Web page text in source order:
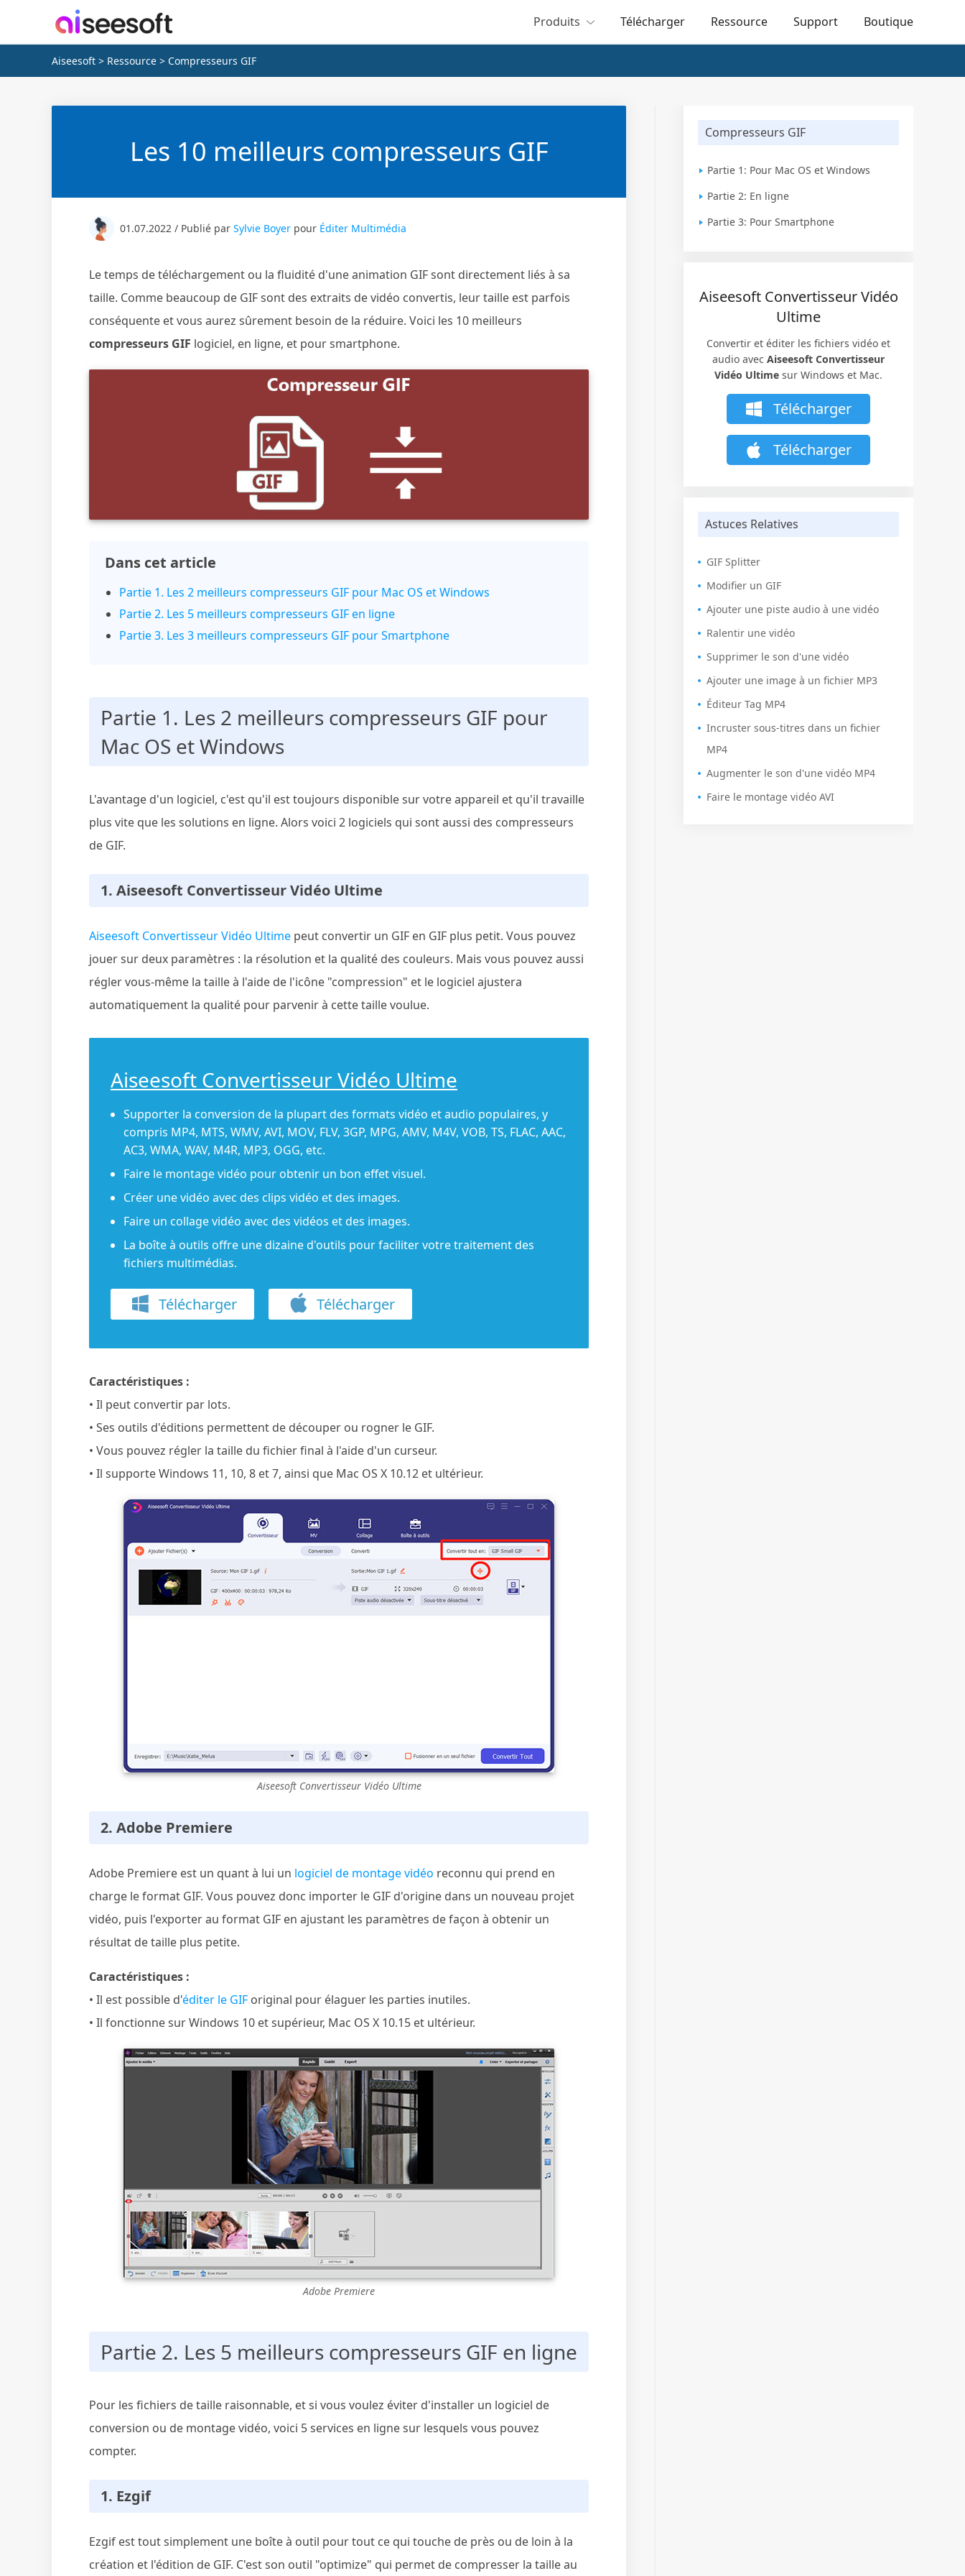
Produits Télécharger Ressource Support Boutique
Aiseesoft > Ressource > Compresseurs GIF
Compresseurs GIF
Partie 1: Pour Mac OS et Windows
Partie 2: En ligne
Partie 3: Pour Smartphone
Aiseesoft Convertisseur Vidéo
Ultime
Convertir et éditer les fichiers vidéo et
audio avec Aiseesoft Convertisseur
Vidéo Ultime sur Windows et Mac.
Télécharger
Télécharger
Astuces Relatives
GIF Splitter
Modifier un GIF
Ajouter une piste audio à une vidéo
Ralentir une vidéo
Supprimer le son d'une vidéo
Ajouter une image à un fichier MP3
Éditeur Tag MP4
Incruster sous-titres dans un fichier
MP4
Augmenter le son d'une vidéo MP4
Faire le montage vidéo AVI
Les 10 meilleurs compresseurs GIF
01.07.2022 / Publié par Sylvie Boyer pour Éditer Multimédia
Le temps de téléchargement ou la fluidité d'une animation GIF sont directement liés à sa
taille. Comme beaucoup de GIF sont des extraits de vidéo convertis, leur taille est parfois
conséquente et vous aurez sûrement besoin de la réduire. Voici les 10 meilleurs
compresseurs GIF logiciel, en ligne, et pour smartphone.
Dans cet article
Partie 1. Les 2 meilleurs compresseurs GIF pour Mac OS et Windows
Partie 2. Les 5 meilleurs compresseurs GIF en ligne
Partie 3. Les 3 meilleurs compresseurs GIF pour Smartphone
Partie 1. Les 2 meilleurs compresseurs GIF pour
Mac OS et Windows
L'avantage d'un logiciel, c'est qu'il est toujours disponible sur votre appareil et qu'il travaille
plus vite que les solutions en ligne. Alors voici 2 logiciels qui sont aussi des compresseurs
de GIF.
1. Aiseesoft Convertisseur Vidéo Ultime
Aiseesoft Convertisseur Vidéo Ultime peut convertir un GIF en GIF plus petit. Vous pouvez
jouer sur deux paramètres : la résolution et la qualité des couleurs. Mais vous pouvez aussi
régler vous-même la taille à l'aide de l'icône "compression" et le logiciel ajustera
automatiquement la qualité pour parvenir à cette taille voulue.
Aiseesoft Convertisseur Vidéo Ultime
Supporter la conversion de la plupart des formats vidéo et audio populaires, y
compris MP4, MTS, WMV, AVI, MOV, FLV, 3GP, MPG, AMV, M4V, VOB, TS, FLAC, AAC,
AC3, WMA, WAV, M4R, MP3, OGG, etc.
Faire le montage vidéo pour obtenir un bon effet visuel.
Créer une vidéo avec des clips vidéo et des images.
Faire un collage vidéo avec des vidéos et des images.
La boîte à outils offre une dizaine d'outils pour faciliter votre traitement des
fichiers multimédias.
Télécharger Télécharger
Caractéristiques :
• Il peut convertir par lots.
• Ses outils d'éditions permettent de découper ou rogner le GIF.
• Vous pouvez régler la taille du fichier final à l'aide d'un curseur.
• Il supporte Windows 11, 10, 8 et 7, ainsi que Mac OS X 10.12 et ultérieur.
Aiseesoft Convertisseur Vidéo Ultime
2. Adobe Premiere
Adobe Premiere est un quant à lui un logiciel de montage vidéo reconnu qui prend en
charge le format GIF. Vous pouvez donc importer le GIF d'origine dans un nouveau projet
vidéo, puis l'exporter au format GIF en ajustant les paramètres de façon à obtenir un
résultat de taille plus petite.
Caractéristiques :
• Il est possible d'éditer le GIF original pour élaguer les parties inutiles.
• Il fonctionne sur Windows 10 et supérieur, Mac OS X 10.15 et ultérieur.
Adobe Premiere
Partie 2. Les 5 meilleurs compresseurs GIF en ligne
Pour les fichiers de taille raisonnable, et si vous voulez éviter d'installer un logiciel de
conversion ou de montage vidéo, voici 5 services en ligne sur lesquels vous pouvez
compter.
1. Ezgif
Ezgif est tout simplement une boîte à outil pour tout ce qui touche de près ou de loin à la
création et l'édition de GIF. C'est son outil "optimize" qui permet de compresser la taille au